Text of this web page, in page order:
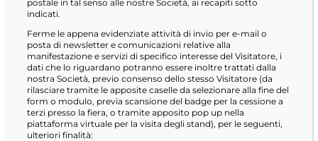
postale in tal senso alle nostre Società, ai recapiti sotto
indicati.
Ferme le appena evidenziate attività di invio per e-mail o
posta di newsletter e comunicazioni relative alla
manifestazione e servizi di specifico interesse del Visitatore, i
dati che lo riguardano potranno essere inoltre trattati dalla
nostra Società, previo consenso dello stesso Visitatore (da
rilasciare tramite le apposite caselle da selezionare alla fine del
form o modulo, previa scansione del badge per la cessione a
terzi presso la fiera, o tramite apposito pop up nella
piattaforma virtuale per la visita degli stand), per le seguenti,
ulteriori finalità: